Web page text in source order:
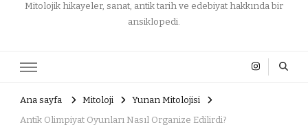
Mitolojik hikayeler, sanat, antik tarih ve edebiyat hakkında bir
ansiklopedi.
Ana sayfa Mitoloji
Yunan Mitolojisi
Antik Olimpiyat Oyunları Nasıl Organize Edilirdi?